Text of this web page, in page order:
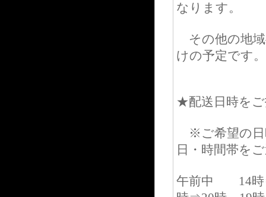
なります。
その他の地
けの予定です。
★配送日時を
※ご希望の日
日・時間帯を
午前中 14時